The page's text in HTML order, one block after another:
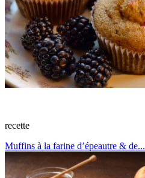
recette
Muffins à la farine d’épeautre & de...